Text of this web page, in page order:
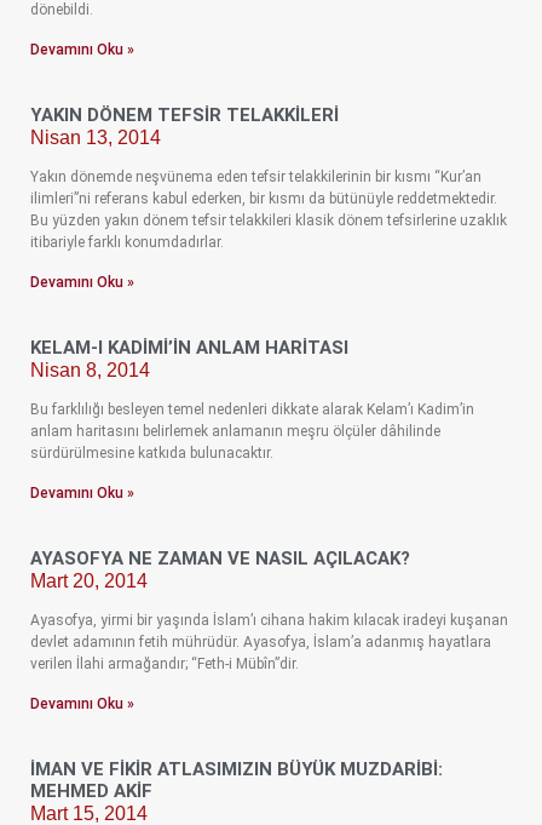
dönebildi.
Devamını Oku »
YAKIN DÖNEM TEFSIR TELAKKILERI
Nisan 13, 2014
Yakın dönemde neşvünema eden tefsir telakkilerinin bir kısmı “Kur’an
ilimleri”ni referans kabul ederken, bir kısmı da bütünüyle reddetmektedir.
Bu yüzden yakın dönem tefsir telakkileri klasik dönem tefsirlerine uzaklık
itibariyle farklı konumdadırlar.
Devamını Oku »
KELAM-I KADIMI’IN ANLAM HARITASI
Nisan 8, 2014
Bu farklılığı besleyen temel nedenleri dikkate alarak Kelam’ı Kadim’in
anlam haritasını belirlemek anlamanın meşru ölçüler dâhilinde
sürdürülmesine katkıda bulunacaktır.
Devamını Oku »
AYASOFYA NE ZAMAN VE NASIL AÇILACAK?
Mart 20, 2014
Ayasofya, yirmi bir yaşında İslam’ı cihana hakim kılacak iradeyi kuşanan
devlet adamının fetih mührüdür. Ayasofya, İslam’a adanmış hayatlara
verilen İlahi armağandır; “Feth-i Mübîn”dir.
Devamını Oku »
İMAN VE FIKIR ATLASIMIZIN BÜYÜK MUZDARIBI:
MEHMED AKIF
Mart 15, 2014